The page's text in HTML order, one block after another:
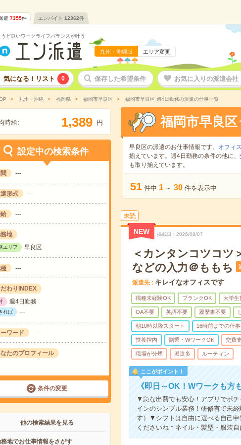
遣 7355件 エンバイト 12362件
うど良いワークライフバランスが叶う
九州・沖縄版 エリア変更
気になる！リスト 0 保存した希望条件 お気に入りの派遣会社
九州・沖縄 福岡県 福岡市早良区 福岡市早良区 週4日勤務の派遣の仕事一覧
時給: 1,389 円
設定中の検索条件
---
形式 ---
---
地
エリア 早良区
---
わりINDEX
週4日勤務
れば ---
ワード ---
たのプロフィール
条件の変更
他の検索結果を見る
務地でお仕事情報をさがす
福岡市早良区
早良区の派遣のお仕事情報です。 オフィ
揃えています。週4日勤務の条件の他に、
も取り揃えています。
51 件中 1 ～ 30 件を表示中
未読
NEW 掲載日 2026/08/07
＜カンタンコツコツ
などの入力＠ももち
派遣先 キレイなオフィスです
職種未経験OK ブランクOK 大学生
OA不要 英語不要 履歴書不要
朝10時以降スタート 16時前までの仕事
扶養控内 副業・WワークOK 交費
職場が分煙 派遣多 ルーティン
ここがポイント！
《即日～OK！Wワークも方
▼急な出費でも安心！アプリでポ
インのシンプル業務！研修有で未
す）▼シフトは自由に選べる自己申
くださいね＊ネイル・髪型・服装自